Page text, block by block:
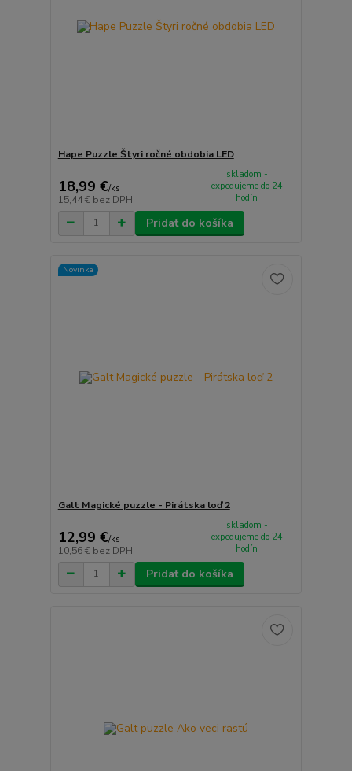
Hape Puzzle Štyri ročné obdobia LED
18,99 €/ks
15,44 € bez DPH
skladom -
expedujeme do 24
hodín
Pridať do košíka
Novinka
Galt Magické puzzle - Pirátska loď 2
12,99 €/ks
10,56 € bez DPH
skladom -
expedujeme do 24
hodín
Pridať do košíka